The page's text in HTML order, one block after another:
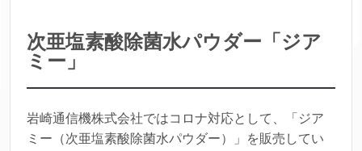
次亜塩素酸除菌水パウダー「ジア
ミー」
岩崎通信機株式会社ではコロナ対応として、「ジア
ミー（次亜塩素酸除菌水パウダー）」を販売してい